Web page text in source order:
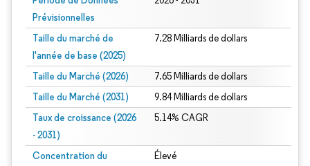
Prévisionnelles
Taille du marché de
l'année de base (2025)
7.28 Milliards de dollars
Taille du Marché (2026) 7.65 Milliards de dollars
Taille du Marché (2031) 9.84 Milliards de dollars
Taux de croissance (2026
- 2031)
5.14% CAGR
Concentration du
Élevé